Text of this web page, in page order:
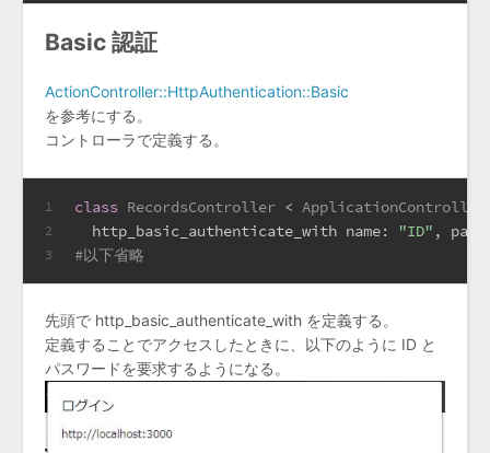
Basic 認証
ActionController::HttpAuthentication::Basic
を参考にする。
コントローラで定義する。
1
2
3
class RecordsController < ApplicationController
  http_basic_authenticate_with
name: "ID" ,
#以下省略
先頭で http_basic_authenticate_with を定義する。
定義することでアクセスしたときに、以下のように ID と
パスワードを要求するようになる。